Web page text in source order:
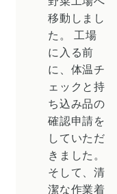
移動しまし
た。
工場
に入る前
に、体温チ
ェックと持
ち込み品の
確認申請を
していただ
きました。
そして、清
潔な作業着